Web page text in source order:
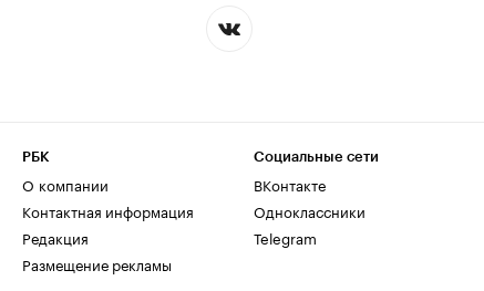
РБК
О компании
Контактная информация
Редакция
Размещение рекламы
Социальные сети
ВКонтакте
Одноклассники
Telegram